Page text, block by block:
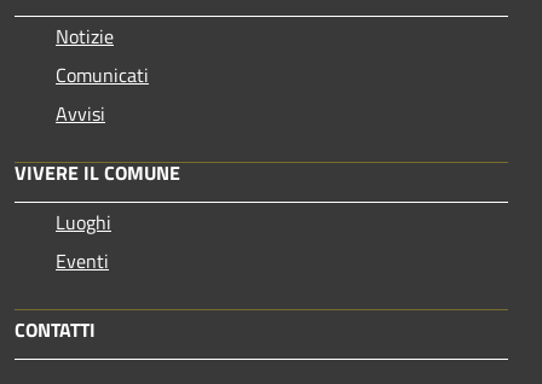
Notizie
Comunicati
Avvisi
VIVERE IL COMUNE
Luoghi
Eventi
CONTATTI